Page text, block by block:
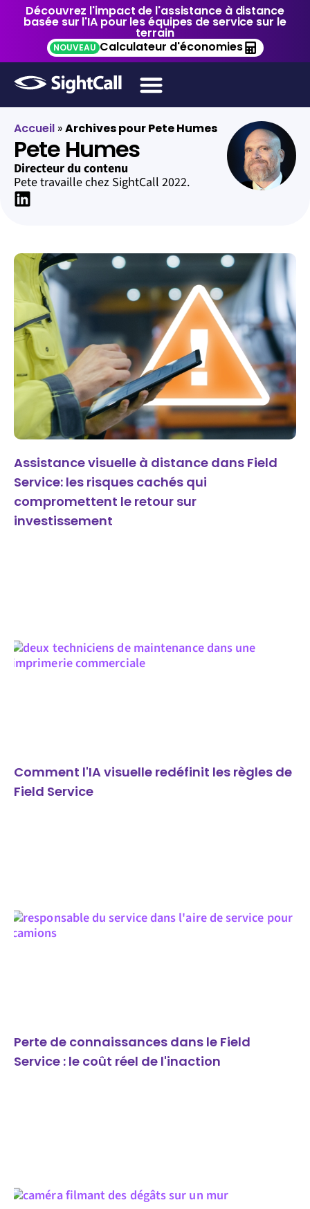
Découvrez l'impact de l'assistance à distance
basée sur l'IA pour les équipes de service sur le
terrain
NOUVEAU Calculateur d'économies
Accueil »Archives pour Pete Humes
Pete Humes
Directeur du contenu
Pete travaille chez SightCall 2022.
Assistance visuelle à distance dans Field
Service: les risques cachés qui
compromettent le retour sur
investissement
Comment l'IA visuelle redéfinit les règles de
Field Service
Perte de connaissances dans le Field
Service : le coût réel de l'inaction